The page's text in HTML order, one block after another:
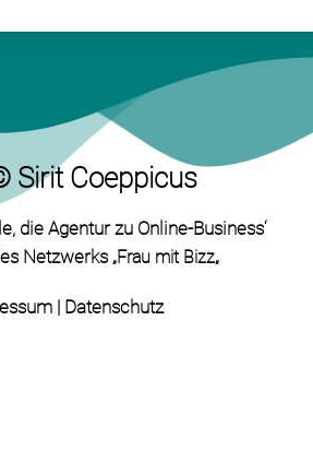
Sirit Coeppicus
, die Agentur zu Online-Business‘
Netzwerks „Frau mit Bizz„
| Datenschutz